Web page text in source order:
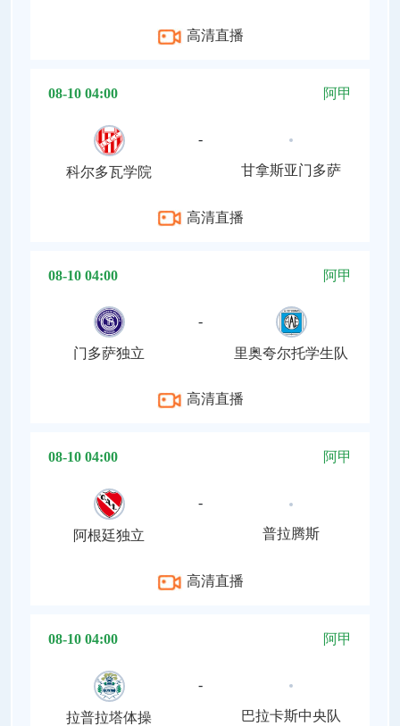
高清直播
08-10 04:00 阿甲
科尔多瓦学院
-
甘拿斯亚门多萨
高清直播
08-10 04:00 阿甲
门多萨独立
-
里奥夸尔托学生队
高清直播
08-10 04:00 阿甲
阿根廷独立
-
普拉腾斯
高清直播
08-10 04:00 阿甲
拉普拉塔体操
-
巴拉卡斯中央队